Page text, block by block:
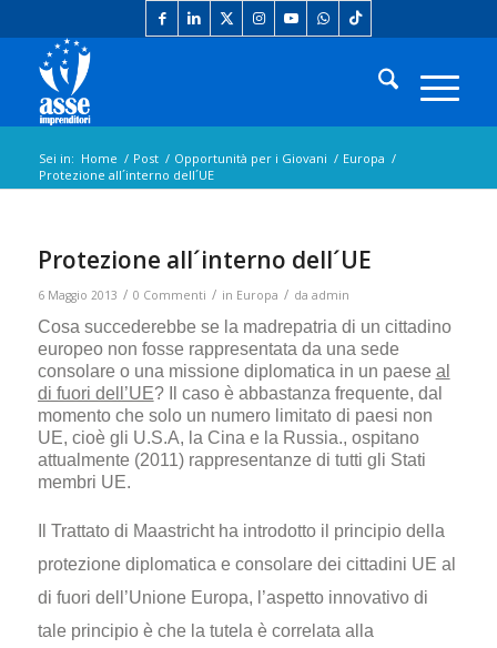
Sei in: Home / Post / Opportunità per i Giovani / Europa /
Protezione all´interno dell´UE
Protezione all´interno dell´UE
6 Maggio 2013 / 0 Commenti / in Europa / da admin
Cosa succederebbe se la madrepatria di un cittadino
europeo non fosse rappresentata da una sede
consolare o una missione diplomatica in un paese al
di fuori dell’UE? Il caso è abbastanza frequente, dal
momento che solo un numero limitato di paesi non
UE, cioè gli U.S.A, la Cina e la Russia., ospitano
attualmente (2011) rappresentanze di tutti gli Stati
membri UE.
Il Trattato di Maastricht ha introdotto il principio della
protezione diplomatica e consolare dei cittadini UE al
di fuori dell’Unione Europa, l’aspetto innovativo di
tale principio è che la tutela è correlata alla